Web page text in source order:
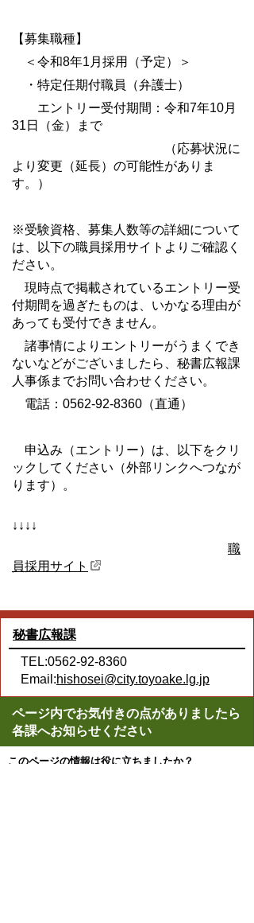
【募集職種】
＜令和8年1月採用（予定）＞
・特定任期付職員（弁護士）
エントリー受付期間：令和7年10月
31日（金）まで
（応募状況に
より変更（延長）の可能性がありま
す。）
※受験資格、募集人数等の詳細について
は、以下の職員採用サイトよりご確認く
ださい。
現時点で掲載されているエントリー受
付期間を過ぎたものは、いかなる理由が
あっても受付できません。
諸事情によりエントリーがうまくでき
ないなどがございましたら、秘書広報課
人事係までお問い合わせください。
電話：0562-92-8360（直通）
申込み（エントリー）は、以下をクリ
ックしてください（外部リンクへつなが
ります）。
↓ ↓↓↓
職
員採用サイト
秘書広報課
TEL:0562-92-8360
Email:hishosei@city.toyoake.lg.jp
ページ内でお気付きの点がありましたら
各課へお知らせください
このページの情報は役に立ちましたか？